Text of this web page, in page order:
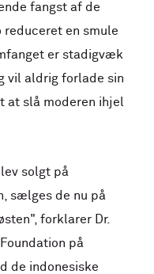
fangst af de
en smule
er stadigvæk
vil aldrig forlade sin
at slå moderen ihjel
solgt på
sælges de nu på
forklarer Dr.
på
de indonesiske